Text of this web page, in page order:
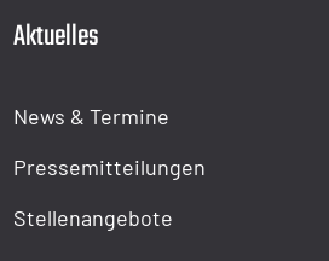
Aktuelles
News & Termine
Pressemitteilungen
Stellenangebote